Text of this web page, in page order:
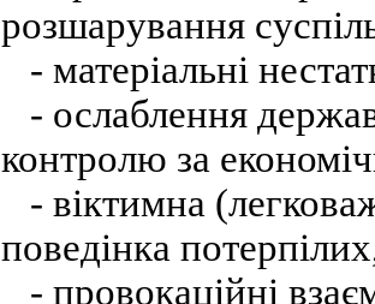
розшарування
- матеріальні
- ослаблення
контролю за
- віктимна
поведінка
- провокаційні